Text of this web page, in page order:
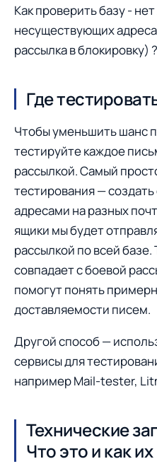
Как проверить базу -
несуществующих
рассылка в блокировку) ?
Где
Чтобы уменьшить шанс
тестируйте каждое
рассылкой. Самый
тестирования —
адресами на разных
ящики мы будет
рассылкой по всей базе.
совпадает с боевой
помогут понять
доставляемости писем.
Другой способ —
сервисы для
например Mail-tester,
Технические
Что это и как